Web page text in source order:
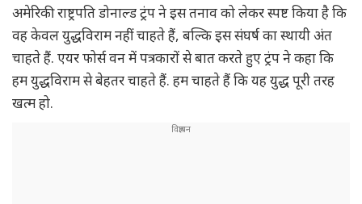
अमेरिकी राष्ट्रपति डोनाल्ड ट्रंप ने इस तनाव को लेकर स्पष्ट किया है कि
वह केवल युद्धविराम नहीं चाहते हैं, बल्कि इस संघर्ष का स्थायी अंत
चाहते हैं. एयर फोर्स वन में पत्रकारों से बात करते हुए ट्रंप ने कहा कि
हम युद्धविराम से बेहतर चाहते हैं. हम चाहते हैं कि यह युद्ध पूरी तरह
खत्म हो.